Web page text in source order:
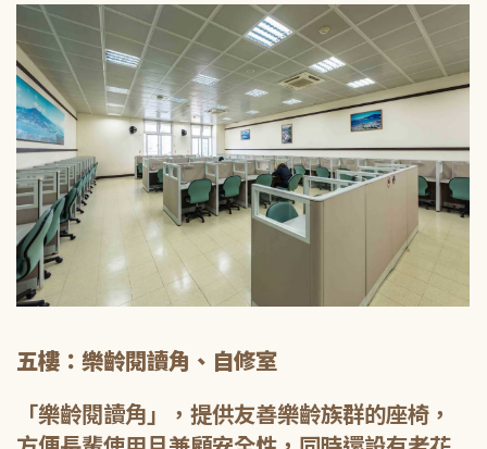
五樓：樂齡閱讀角、自修室
「樂齡閱讀角」，提供友善樂齡族群的座椅，